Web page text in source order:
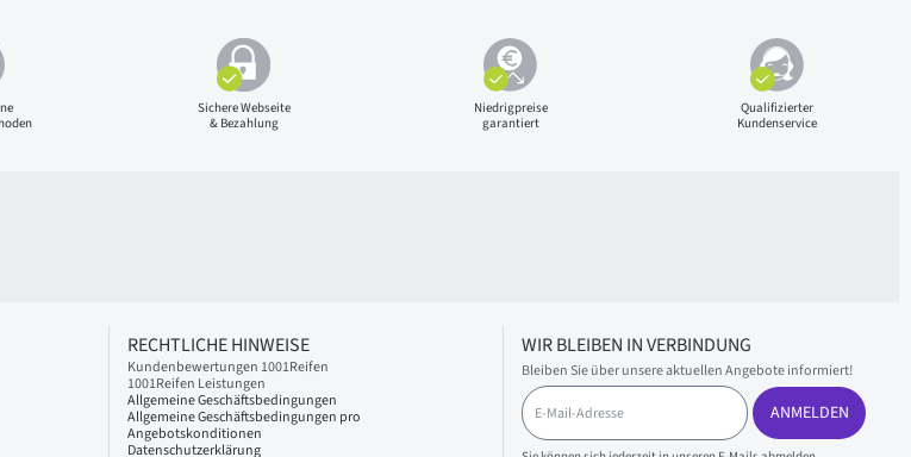
Sichere Webseite
& Bezahlung
Niedrigpreise
garantiert
Qualifizierter
Kundenservice
RECHTLICHE HINWEISE
Kundenbewertungen 1001Reifen
1001Reifen Leistungen
Allgemeine Geschäftsbedingungen
Allgemeine Geschäftsbedingungen pro
Angebotskonditionen
Datenschutzerklärung
WIR BLEIBEN IN VERBINDUNG
Bleiben Sie über unsere aktuellen Angebote informiert!
E
-
M
ANMELDEN